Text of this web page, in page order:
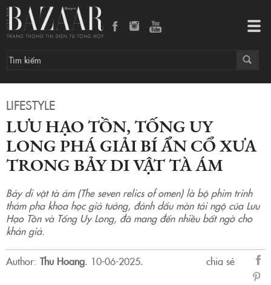
LIFESTYLE
LƯU HẠO TỒN, TỐNG UY
LONG PHÁ GIẢI BÍ ẨN CỔ XƯA
TRONG BẢY DI VẬT TÀ ÁM
Bảy di vật tà ám (The seven relics of omen) là bộ phim trinh
thám pha khoa học giả tưởng, đánh dấu màn tái ngộ của Lưu
Hạo Tồn và Tống Uy Long, đã mang đến nhiều bất ngờ cho
khán giả.
Author: Thu Hoang. 10-06-2025.
chia sẻ
sẻ